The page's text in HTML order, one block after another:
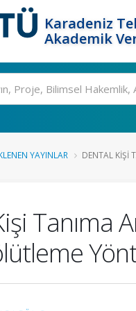
Karadeniz
Akademik
YAYINLAR DENTAL KIŞI
Tanıma